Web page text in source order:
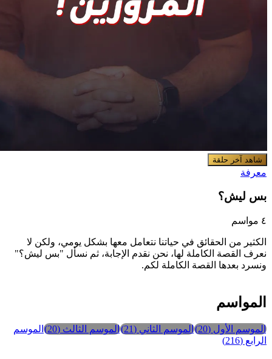
شاهد آخر حلقة
معرفة
بس ليش؟
الكثير من الحقائق في حياتنا نتعامل معها بشكل يومي، ولكن لا
نعرف القصة الكاملة لها، نحن نقدم الإجابة، ثم نسأل "بس ليش؟"
ونسرد بعدها القصة الكاملة لكم.
المواسم
الموسم الأول (
20
)الموسم الثاني (
21
)الموسم الثالث(
20
)الموسم
الرابع(
216
)